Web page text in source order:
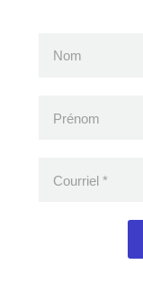
Nom
Prénom
Courriel *